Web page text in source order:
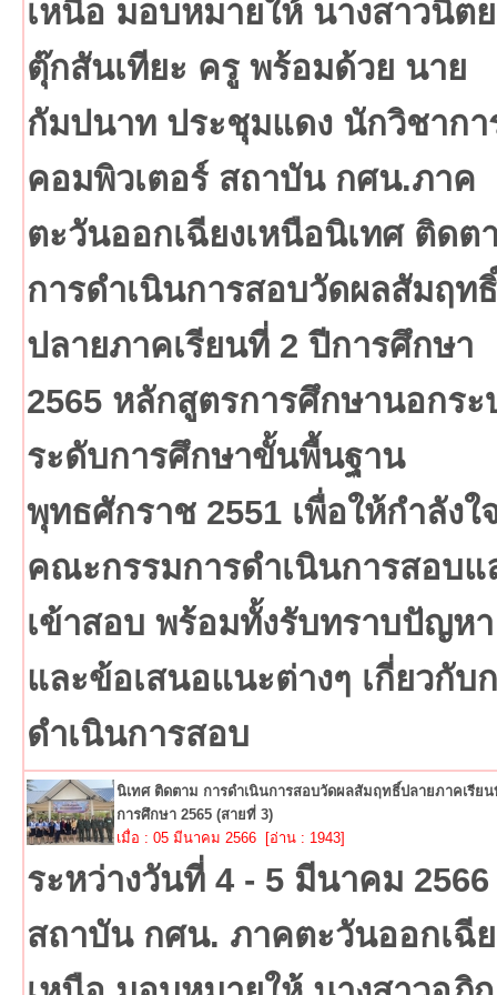
เหนือ มอบหมายให้ นางสาวนิต
ตุ๊กสันเทียะ ครู พร้อมด้วย นาย
กัมปนาท ประชุมแดง นักวิชากา
คอมพิวเตอร์ สถาบัน กศน.ภาค
ตะวันออกเฉียงเหนือนิเทศ ติดต
การดำเนินการสอบวัดผลสัมฤทธิ์
ปลายภาคเรียนที่ 2 ปีการศึกษา
2565 หลักสูตรการศึกษานอกระ
ระดับการศึกษาขั้นพื้นฐาน
พุทธศักราช 2551 เพื่อให้กำลังใ
คณะกรรมการดำเนินการสอบแ
เข้าสอบ พร้อมทั้งรับทราบปัญหา
และข้อเสนอแนะต่างๆ เกี่ยวกับ
ดำเนินการสอบ
นิเทศ ติดตาม การดำเนินการสอบวัดผลสัมฤทธิ์ปลายภาคเรีย
การศึกษา 2565 (สายที่ 3)
เมื่อ : 05 มีนาคม 2566 [อ่าน : 1943]
ระหว่างวันที่ 4 - 5 มีนาคม 2566
สถาบัน กศน. ภาคตะวันออกเฉี